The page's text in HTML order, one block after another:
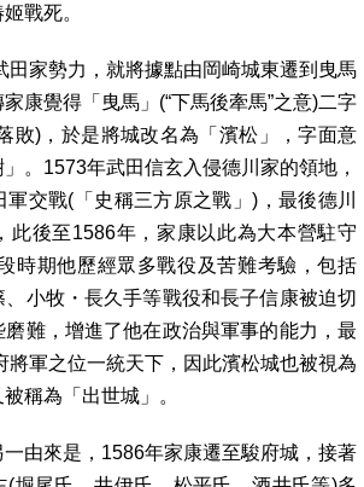
戰死。
田家勢力，就將據點由岡崎城東遷到曳馬
康覺得「曳馬」(“下馬後牽馬”之意)二字
敗)，於是將城改名為「濱松」，字面意
。1573年武田信玄入侵德川家的領地，
交戰(「史稱三方原之戰」)，最後德川
此後至1586年，家康以此為大本營駐守
時期他歷經眾多戰役及苦難考驗，包括
小牧・長久手等戰役和長子信康被迫切
難，增進了他在政治與軍事的能力，最
將軍之位一統天下，因此濱松城也被視為
稱為「出世城」。
一由來是，1586年家康遷至駿府城，接著